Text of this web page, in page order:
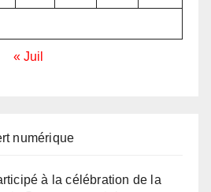
« Juil
numérique
à la célébration de la